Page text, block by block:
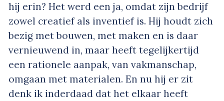
hij erin? Het werd een ja, omdat zijn bedrijf
zowel creatief als inventief is. Hij houdt zich
bezig met bouwen, met maken en is daar
vernieuwend in, maar heeft tegelijkertijd
een rationele aanpak, van vakmanschap,
omgaan met materialen. En nu hij er zit
denk ik inderdaad dat het elkaar heeft